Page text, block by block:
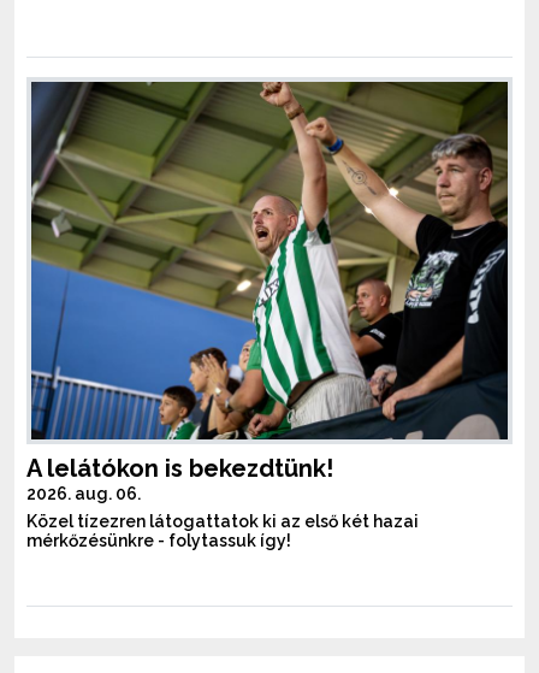
A lelátókon is bekezdtünk!
2026. aug. 06.
Közel tízezren látogattatok ki az első két hazai
mérkőzésünkre - folytassuk így!